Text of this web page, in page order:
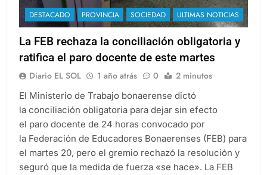
DESTACADO PROVINCIA SOCIEDAD ULTIMAS NOTICIAS
La FEB rechaza la conciliación obligatoria y
ratifica el paro docente de este martes
Diario EL SOL 1 año atrás 0 2 minutos
El Ministerio de Trabajo bonaerense dictó
la conciliación obligatoria para dejar sin efecto
el paro docente de 24 horas convocado por
la Federación de Educadores Bonaerenses (FEB) para
el martes 20, pero el gremio rechazó la resolución y
seguró que la medida de fuerza «se hace». La FEB